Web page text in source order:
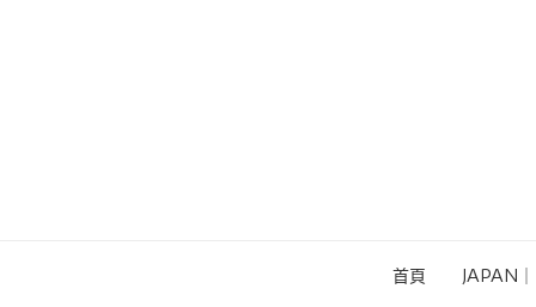
首頁 JAPAN